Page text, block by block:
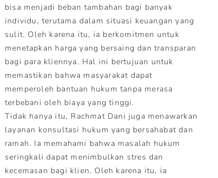
bisa menjadi beban tambahan bagi banyak
individu, terutama dalam situasi keuangan yang
sulit. Oleh karena itu, ia berkomitmen untuk
menetapkan harga yang bersaing dan transparan
bagi para kliennya. Hal ini bertujuan untuk
memastikan bahwa masyarakat dapat
memperoleh bantuan hukum tanpa merasa
terbebani oleh biaya yang tinggi.
Tidak hanya itu, Rachmat Dani juga menawarkan
layanan konsultasi hukum yang bersahabat dan
ramah. Ia memahami bahwa masalah hukum
seringkali dapat menimbulkan stres dan
kecemasan bagi klien. Oleh karena itu, ia